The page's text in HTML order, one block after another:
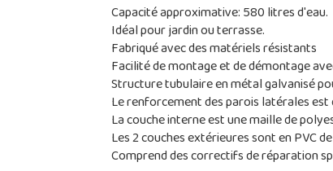
Capacité approximative: 580 litres d'eau.
Idéal pour jardin ou terrasse.
Fabriqué avec des matériels résistants
Facilité de montage et de démontage
Structure tubulaire en métal galvanisé
Le renforcement des parois latérales est
La couche interne est une maille de
Les 2 couches extérieures sont en PVC
Comprend des correctifs de réparation